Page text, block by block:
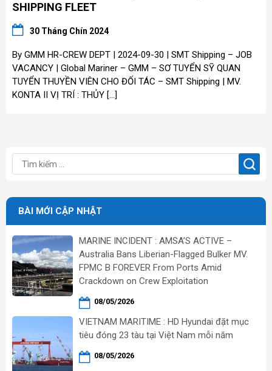
SHIPPING FLEET
30 Tháng Chín 2024
By GMM HR-CREW DEPT | 2024-09-30 | SMT Shipping – JOB
VACANCY | Global Mariner – GMM – SƠ TUYỂN SỸ QUAN
TUYỂN THUYỀN VIÊN CHO ĐỐI TÁC – SMT Shipping | MV.
KONTA II VỊ TRÍ : THỦY […]
BÀI MỚI CẬP NHẬT
MARINE INCIDENT : AMSA’S ACTIVE –
Australia Bans Liberian-Flagged Bulker MV.
FPMC B FOREVER From Ports Amid
Crackdown on Crew Exploitation
08/05/2026
VIETNAM MARITIME : HD Hyundai đặt mục
tiêu đóng 23 tàu tại Việt Nam mỗi năm
08/05/2026